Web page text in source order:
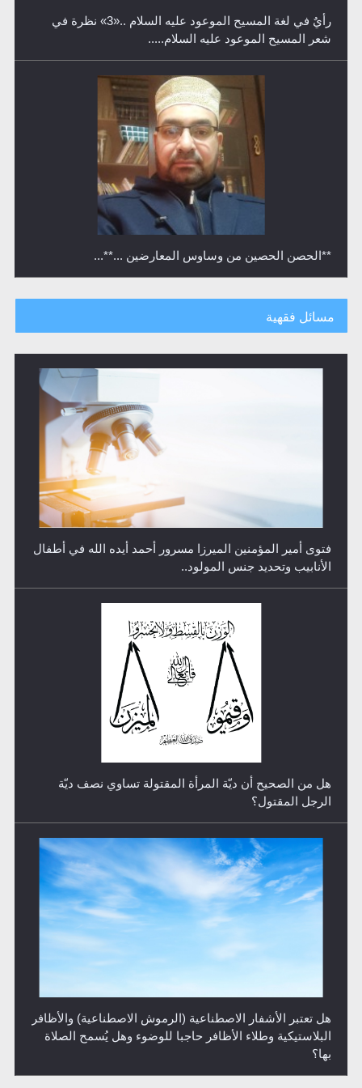
**الحصن الحصين من وساوس المعارضين ...**...
متطلَّبات التّحريك الجديد...
رأيٌ في لغة المسيح الموعود عليه السلام.. 4...
الهجرة: بحث عن الأمن والسلام في سبيل إرساء الأمن
مسائل فقهية
هل من الصحيح أن ديّة المرأة المقتولة تساوي نصف ديّة
الرجل المقتول؟
هل تعتبر الأشفار الاصطناعية (الرموش الاصطناعية) والأظافر
البلاستيكية وطلاء الأظافر حاجبا للوضوء وهل يُسمح الصلاة
بها؟
هل يُحسب حول الزكاة وفق السنة الميلادية أو الهجرية؟
مفاهيم وتفاسير تجديدية